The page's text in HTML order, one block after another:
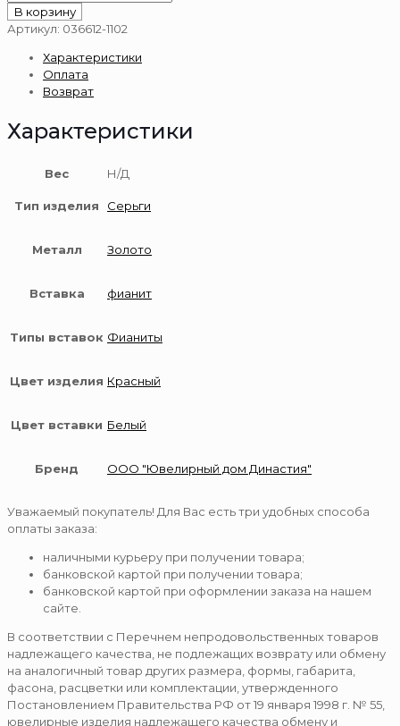
товара
Серьги
золота
пробы
В корзину
Артикул: 036612-1102
Характеристики
Оплата
Возврат
Характеристики
Вес Н/Д
Тип изделия Серьги
Металл Золото
Вставка фианит
Типы вставок Фианиты
Цвет изделия Красный
Цвет вставки Белый
Бренд ООО "Ювелирный дом Династия"
Уважаемый покупатель! Для Вас есть три удобных способа
оплаты заказа:
наличными курьеру при получении товара;
банковской картой при получении товара;
банковской картой при оформлении заказа на нашем
сайте.
В соответствии с Перечнем непродовольственных товаров
надлежащего качества, не подлежащих возврату или обмену
на аналогичный товар других размера, формы, габарита,
фасона, расцветки или комплектации, утвержденного
Постановлением Правительства РФ от 19 января 1998 г. № 55,
ювелирные изделия надлежащего качества обмену и